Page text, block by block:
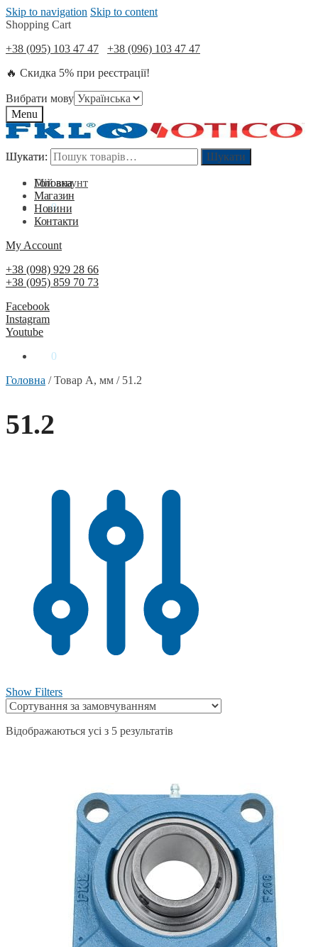
Skip to navigation Skip to content
Shopping Cart
+38 (095) 103 47 47
+38 (096) 103 47 47
🔥 Скидка 5% при реєстрації!
Вибрати мову
Menu
Шукати: Шукати
Мій акаунт
0₴ 0
Шукати: Шукати
Головна
Магазин
Новини
Контакти
My Account
+38 (098) 929 28 66
+38 (095) 859 70 73
Facebook
Instagram
Youtube
0
Головна /Товар A, мм / 51.2
51.2
Show Filters
Відображаються усі з 5 результатів